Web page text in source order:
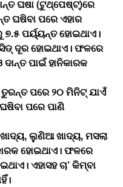
ଘଷା (ଟୁଥ୍‌‌ପେଷ୍ଟ୍‌‌)ରେ
ଘଷିବା ପରେ ଏହାର
ପର୍ୟ୍ୟନ୍ତ ହୋଇଥାଏ।
ଦୂର ହୋଇଥାଏ। ଫଳରେ
ଦାନ୍ତ ପାଇଁ ହାନିକାରକ
ପରେ ୨୦ ମିନିଟ୍‌‌ ଯାଏଁ
ପରେ ପାଣି
ଲୁଣିଆ ଖାଦ୍ୟ, ମସଲା
ହୋଇଥାଏ। ଫଳରେ
ଏହାସହ ଚା’ କିମ୍ବା